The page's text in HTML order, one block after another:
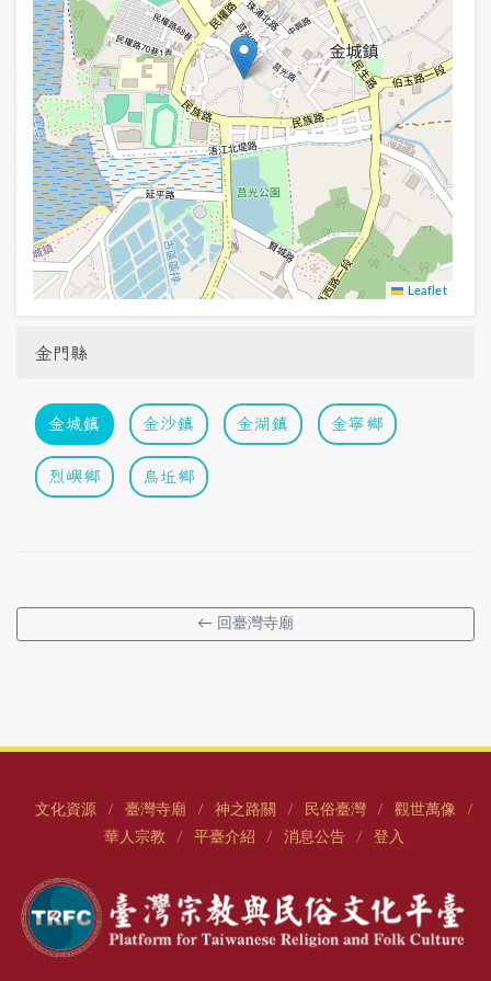
Leaflet
金門縣
金城鎮 金沙鎮 金湖鎮 金寧鄉
烈嶼鄉 烏坵鄉
← 回臺灣寺廟
文化資源 / 臺灣寺廟 / 神之路關 / 民俗臺灣 / 觀世萬像 /
華人宗教 / 平臺介紹 / 消息公告 / 登入